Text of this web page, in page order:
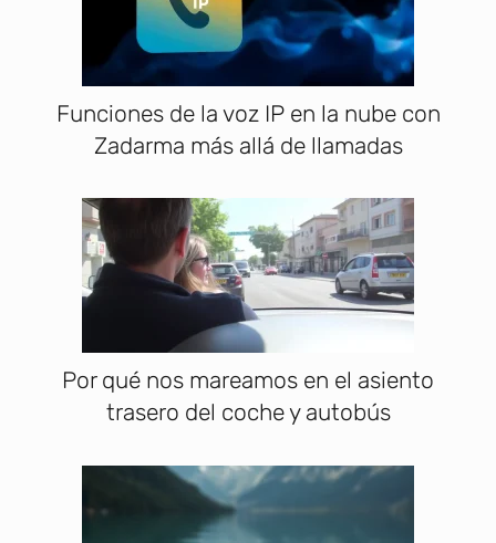
Funciones de la voz IP en la nube con
Zadarma más allá de llamadas
Por qué nos mareamos en el asiento
trasero del coche y autobús